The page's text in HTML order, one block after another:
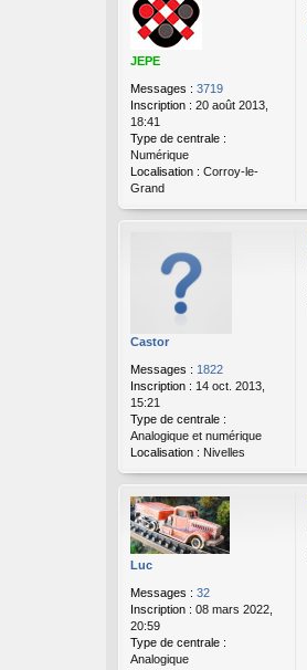
JEPE
Messages : 3719
Inscription : 20 août 2013,
18:41
Type de centrale :
Numérique
Localisation : Corroy-le-
Grand
Castor
Messages : 1822
Inscription : 14 oct. 2013,
15:21
Type de centrale :
Analogique et numérique
Localisation : Nivelles
Luc
Messages : 32
Inscription : 08 mars 2022,
20:59
Type de centrale :
Analogique